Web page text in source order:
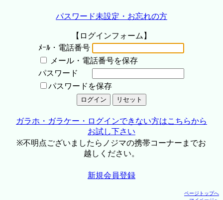
パスワード未設定・お忘れの方
【ログインフォーム】
ﾒｰﾙ・電話番号
メール・電話番号を保存
パスワード
パスワードを保存
ガラホ・ガラケー・ログインできない方はこちらから
お試し下さい
※不明点ございましたらノジマの携帯コーナーまでお
越しください。
新規会員登録
ページトップへ